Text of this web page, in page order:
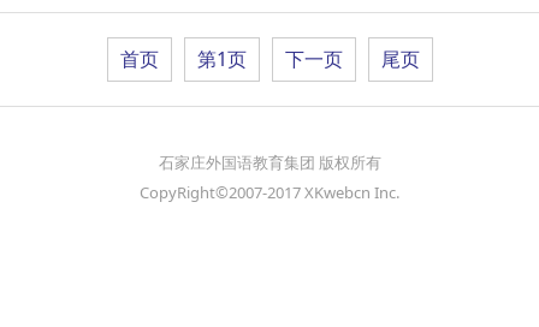
首页 第1页 下一页 尾页
石家庄外国语教育集团 版权所有
CopyRight©2007-2017 XKwebcn Inc.